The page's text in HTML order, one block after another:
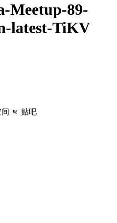
Meetup-89-
latest-TiKV
贴吧